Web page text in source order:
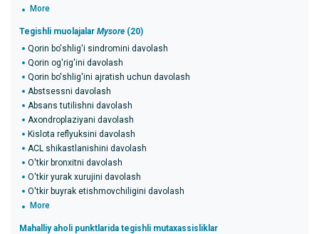
More
Tegishli muolajalar Mysore (20)
Qorin bo'shlig'i sindromini davolash
Qorin og'rig'ini davolash
Qorin bo'shlig'ini ajratish uchun davolash
Abstsessni davolash
Absans tutilishni davolash
Axondroplaziyani davolash
Kislota reflyuksini davolash
ACL shikastlanishini davolash
O'tkir bronxitni davolash
O'tkir yurak xurujini davolash
O'tkir buyrak etishmovchiligini davolash
More
Mahalliy aholi punktlarida tegishli mutaxassisliklar